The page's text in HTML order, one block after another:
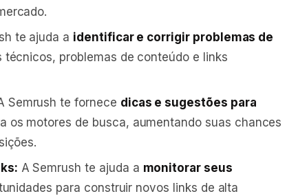
te ajuda a identificar e corrigir problemas de
problemas de conteúdo e links
Semrush te fornece dicas e sugestões para
os motores de busca, aumentando suas chances
A Semrush te ajuda a monitorar seus
para construir novos links de alta